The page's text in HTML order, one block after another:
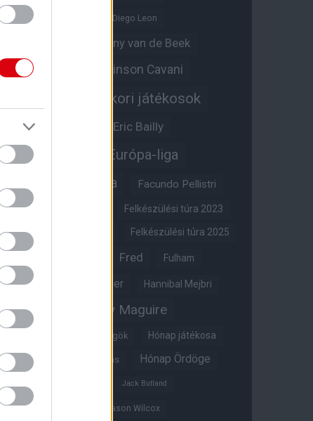
Dean Henderson Diego Leon
Donny van de Beek
Ed Woodward
Edinson Cavani
Egykori játékosok
Érdekességek Eric Bailly
Erik ten Hag Európa-liga
FA-kupa Facundo Pellistri
Felkészülési túra 2022 Felkészülési túra 2023
Felkészülési túra 2024 Felkészülési túra 2025
Fred Fulham
Gary Neville Glazer Hannibal Mejbri
Harry Amass Harry Maguire
Híres magyar Vörös Ördögök Hónap játékosa
Hónap legjobbja szavazás Hónap Ördöge
Jack Butland
Jadon Sancho Jason Wilcox